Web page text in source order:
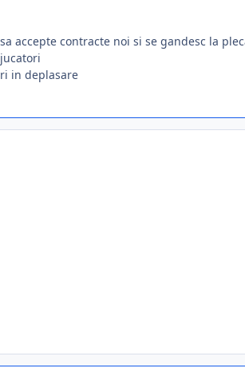
accepte contracte noi si se gandesc la
in deplasare